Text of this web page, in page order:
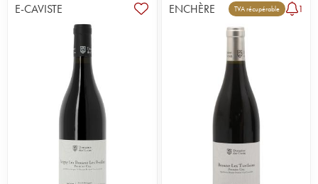
E-CAVISTE ENCHÈRE TVA récupérable 1